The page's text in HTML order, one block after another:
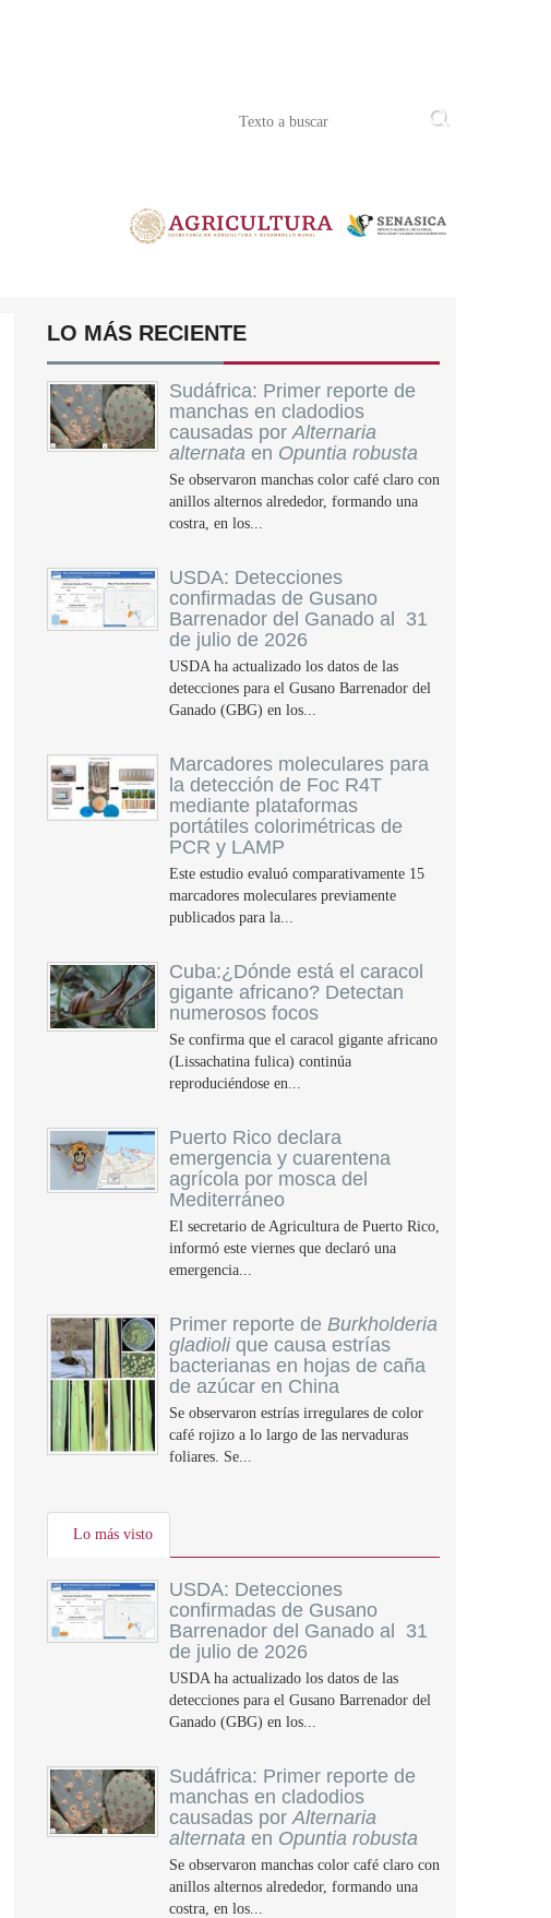
LO MÁS RECIENTE
Sudáfrica: Primer reporte de
manchas en cladodios
causadas porAlternaria
alternata en Opuntia robusta
Se observaron manchas color café claro con
anillos alternos alrededor, formando una
costra, en los...
USDA: Detecciones
confirmadas de Gusano
Barrenador del Ganado al 31
de julio de 2026
USDA ha actualizado los datos de las
detecciones para el Gusano Barrenador del
Ganado (GBG) en los...
Marcadores moleculares para
la detección de Foc R4T
mediante plataformas
portátiles colorimétricas de
PCR y LAMP
Este estudio evaluó comparativamente 15
marcadores moleculares previamente
publicados para la...
Cuba:¿Dónde está el caracol
gigante africano? Detectan
numerosos focos
Se confirma que el caracol gigante africano
(Lissachatina fulica) continúa
reproduciéndose en...
Puerto Rico declara
emergencia y cuarentena
agrícola por mosca del
Mediterráneo
El secretario de Agricultura de Puerto Rico,
informó este viernes que declaró una
emergencia...
Primer reporte de Burkholderia
gladiolique causa estrías
bacterianas en hojas de caña
de azúcar en China
Se observaron estrías irregulares de color
café rojizo a lo largo de las nervaduras
foliares. Se...
Lo más visto
USDA: Detecciones
confirmadas de Gusano
Barrenador del Ganado al 31
de julio de 2026
USDA ha actualizado los datos de las
detecciones para el Gusano Barrenador del
Ganado (GBG) en los...
Sudáfrica: Primer reporte de
manchas en cladodios
causadas porAlternaria
alternata en Opuntia robusta
Se observaron manchas color café claro con
anillos alternos alrededor, formando una
costra, en los...